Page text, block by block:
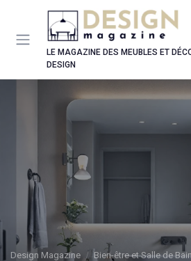
LE MAGAZINE DES MEUBLES ET
DESIGN
Design Magazine Bien-être et Salle de Bain
Panneau de gestion des cookies